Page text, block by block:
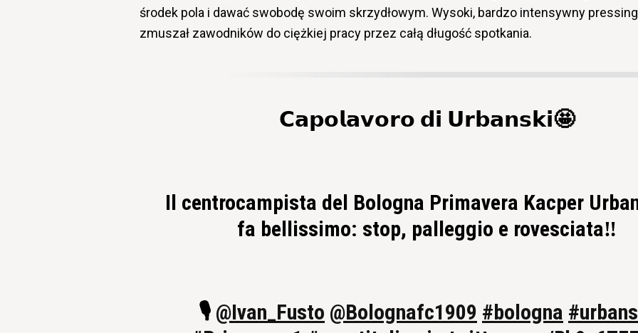
środek pola i dawać swobodę swoim skrzydłowym. Wysoki, bardzo intensywny pressing
zmuszał zawodników do ciężkiej pracy przez całą długość spotkania.
𝗖𝗮𝗽𝗼𝗹𝗮𝘃𝗼𝗿𝗼 𝗱𝗶 𝗨𝗿𝗯𝗮𝗻𝘀𝗸𝗶🤩
Il centrocampista del Bologna Primavera Kacper
fa bellissimo: stop, palleggio e rovesciata‼️
🎙️ @Ivan_Fusto @Bolognafc1909 #bologna